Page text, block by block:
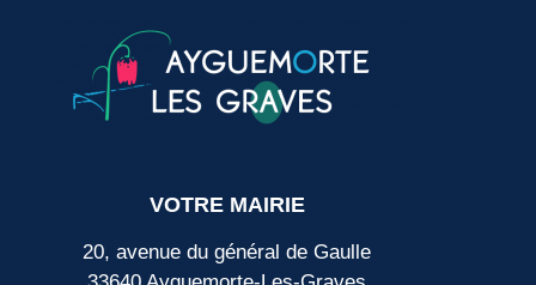
VOTRE MAIRIE
20, avenue du général de Gaulle